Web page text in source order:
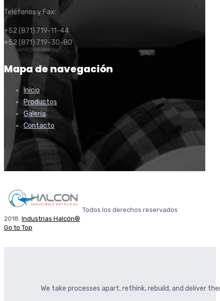
Teléfonos y Fax:
+52 (871) 719-11-44
+52 (871) 719-30-80
Mapa de navegación
Inicio
Productos
Galería
Contacto
Todos los derechos reservados
2018. Industrias Halcón®
Go to Top
We take processes apart, rethink, rebuild, and deliver